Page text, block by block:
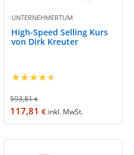
UNTERNEHMERTUM
High-Speed Selling Kurs
von Dirk Kreuter
★★★★★
593,81€
117,81€ inkl. MwSt.